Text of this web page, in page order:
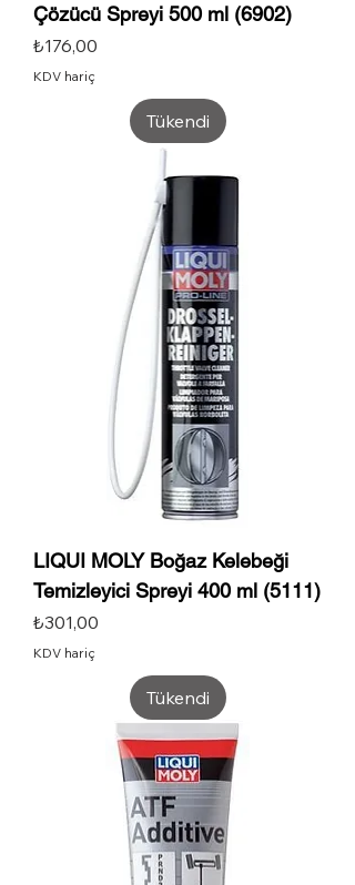
Çözücü Spreyi 500 ml (6902)
Fiyat
₺176,00
KDV hariç
Tükendi
LIQUI MOLY Boğaz Kelebeği
Temizleyici Spreyi 400 ml (5111)
Fiyat
₺301,00
KDV hariç
Tükendi